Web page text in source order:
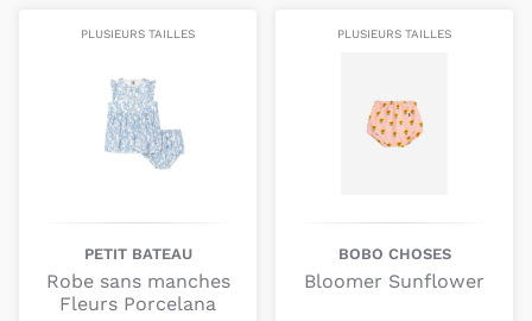
PLUSIEURS TAILLES
PETIT BATEAU
Robe sans manches
Fleurs Porcelana
PLUSIEURS TAILLES
BOBO CHOSES
Bloomer Sunflower